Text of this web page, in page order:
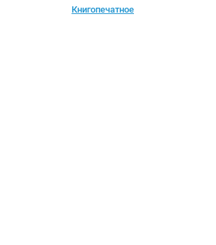
Книгопечатное